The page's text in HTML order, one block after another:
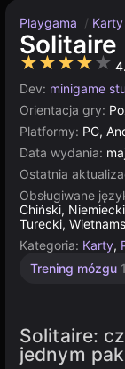
Playgama / Karty
Solitaire
★★★★★
Dev: minigame
Orientacja gry:
Platformy: PC,
Data wydania:
Ostatnia
Obsługiwane
Chiński,
Turecki,
Kategoria: Karty,
Trening mózgu
Solitaire:
jednym